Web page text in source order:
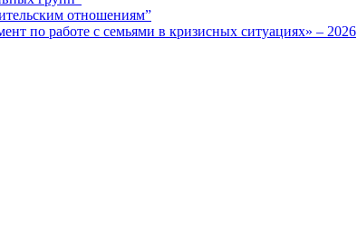
отношениям”
по работе с семьями в кризисных ситуациях» – 2026